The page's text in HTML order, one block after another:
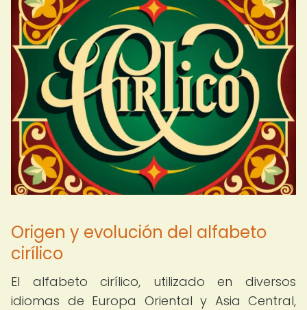
Origen y evolución del alfabeto
cirílico
El alfabeto cirílico, utilizado en diversos
idiomas de Europa Oriental y Asia Central,